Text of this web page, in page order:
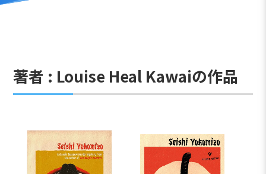
著者 : Louise Heal Kawaiの作品